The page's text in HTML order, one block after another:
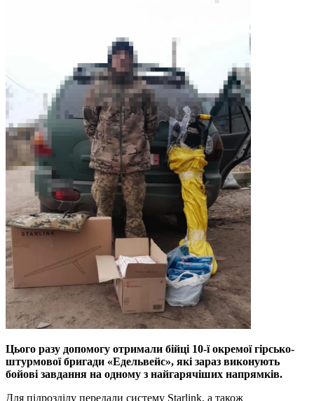
Цього разу допомогу отримали бійці 10-ї окремої гірсько-
штурмової бригади «Едельвейс», які зараз виконують
бойові завдання на одному з найгарячіших напрямків.
Для підрозділу передали систему Starlink, а також